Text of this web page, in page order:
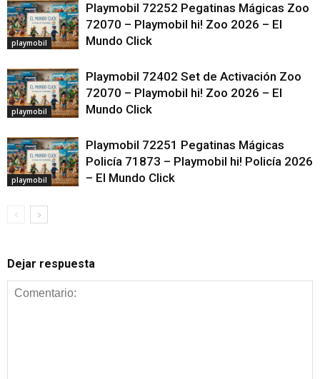
playmobil
Playmobil 72252 Pegatinas Mágicas Zoo
72070 – Playmobil hi! Zoo 2026 – El
Mundo Click
playmobil
Playmobil 72402 Set de Activación Zoo
72070 – Playmobil hi! Zoo 2026 – El
Mundo Click
playmobil
Playmobil 72251 Pegatinas Mágicas
Policía 71873 – Playmobil hi! Policía 2026
– El Mundo Click
Dejar respuesta